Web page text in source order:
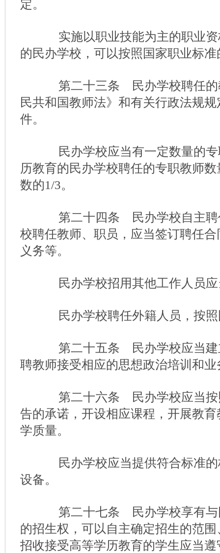
定。
实施以职业技能为主的职业资
的民办学校，可以按照国家职业标
第二十三条 民办学校聘任的
民共和国教师法》和有关行政法规
件。
民办学校应当有一定数量的专
历教育的民办学校聘任的专职教师
数的1/3。
第二十四条 民办学校自主聘
校聘任教师、职员，应当签订聘任
义务等。
民办学校招用其他工作人员应
民办学校聘任外籍人员，按照
第二十五条 民办学校应当建
聘教师接受相应的思想政治培训和
第二十六条 民办学校应当按
告的承诺，开设相应课程，开展教
学质量。
民办学校应当提供符合标准的
设备。
第二十七条 民办学校享有与
的招生权，可以自主确定招生的范
招收接受高等学历教育的学生应当